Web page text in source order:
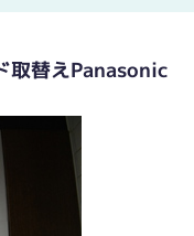
取替えPanasonic